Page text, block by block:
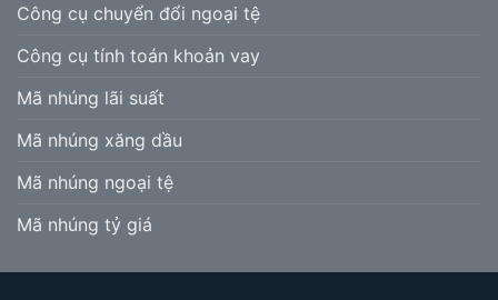
Công cụ chuyển đổi ngoại tệ
Công cụ tính toán khoản vay
Mã nhúng lãi suất
Mã nhúng xăng dầu
Mã nhúng ngoại tệ
Mã nhúng tỷ giá